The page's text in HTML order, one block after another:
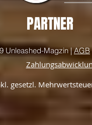
PARTNER
Unleashed-Magzin |AGB
gesetzl.